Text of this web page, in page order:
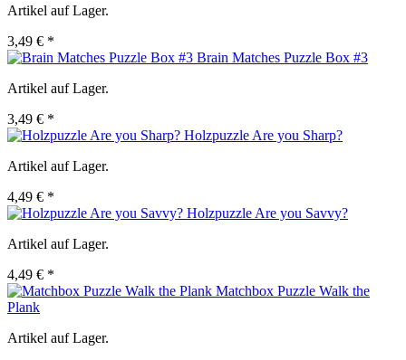
Artikel auf Lager.
3,49 € *
Brain Matches Puzzle Box #3
Artikel auf Lager.
3,49 € *
Holzpuzzle Are you Sharp?
Artikel auf Lager.
4,49 € *
Holzpuzzle Are you Savvy?
Artikel auf Lager.
4,49 € *
Matchbox Puzzle Walk the
Plank
Artikel auf Lager.